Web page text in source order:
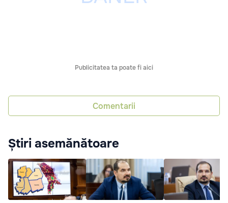
Publicitatea ta poate fi aici
Comentarii
Știri asemănătoare